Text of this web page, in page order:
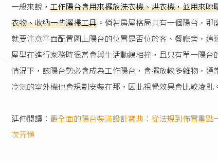
一般來說， 工作陽台會用來擺放洗衣機、烘衣機，並用來晾
衣物、收納一些灑掃工具 。倘若房屋格局只有一個陽台，那
就要注意平面配置圖上陽台的位置是否位於客、餐廳旁，這
屋型在進行家務時很常會與生活動線相撞，且只有單一陽台
情況下，該陽台勢必會成為工作陽台，會擺放較多雜物，通
冷氣的室外機也會規劃安裝在那，因此視覺效果會比較凌亂
延伸閱讀： 最全面的陽台裝潢設計寶典：從法規到佈置重點
次弄懂